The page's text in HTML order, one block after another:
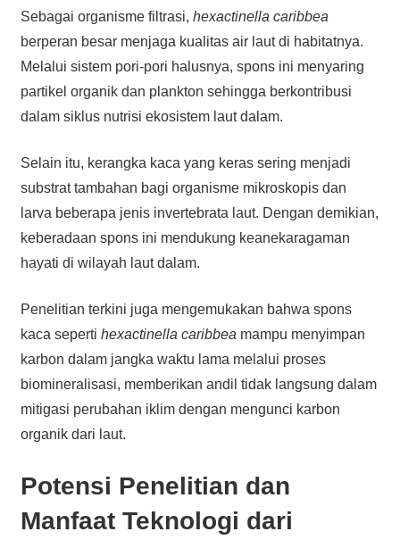
Sebagai organisme filtrasi, hexactinella caribbea
berperan besar menjaga kualitas air laut di habitatnya.
Melalui sistem pori-pori halusnya, spons ini menyaring
partikel organik dan plankton sehingga berkontribusi
dalam siklus nutrisi ekosistem laut dalam.
Selain itu, kerangka kaca yang keras sering menjadi
substrat tambahan bagi organisme mikroskopis dan
larva beberapa jenis invertebrata laut. Dengan demikian,
keberadaan spons ini mendukung keanekaragaman
hayati di wilayah laut dalam.
Penelitian terkini juga mengemukakan bahwa spons
kaca seperti hexactinella caribbea mampu menyimpan
karbon dalam jangka waktu lama melalui proses
biomineralisasi, memberikan andil tidak langsung dalam
mitigasi perubahan iklim dengan mengunci karbon
organik dari laut.
Potensi Penelitian dan
Manfaat Teknologi dari